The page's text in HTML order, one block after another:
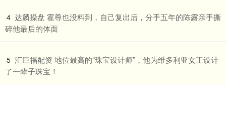
4 ​达麟操盘 霍尊也没料到，自己复出后，分手五年的陈露亲手撕
碎他最后的体面
5 ​汇巨福配资 地位最高的“珠宝设计师”，他为维多利亚女王设计
了一辈子珠宝！